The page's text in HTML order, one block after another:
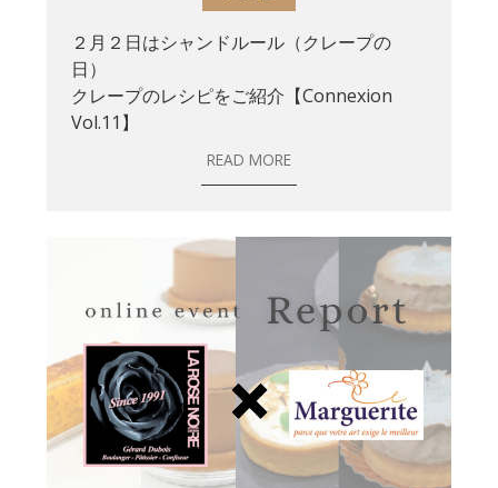
２月２日はシャンドルール（クレープの
日）
クレープのレシピをご紹介【Connexion
Vol.11】
READ MORE